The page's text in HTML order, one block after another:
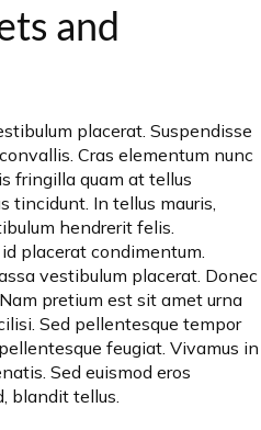
and
placerat. Suspendisse
Cras elementum nunc
fringilla quam at tellus
tincidunt. In tellus mauris,
hendrerit felis.
placerat condimentum.
vestibulum placerat. Donec
pretium est sit amet urna
Sed pellentesque tempor
feugiat. Vivamus in
Sed euismod eros
blandit tellus.